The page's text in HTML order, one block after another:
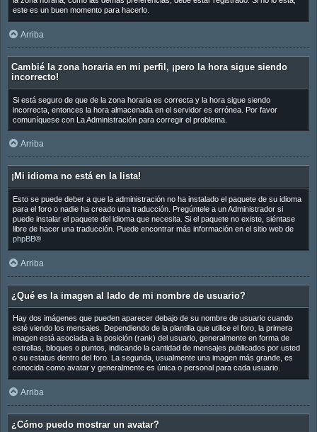
este es un buen momento para hacerlo.
Arriba
Cambié la zona horaria en mi perfil, ¡pero la hora sigue siendo
incorrecto!
Si está seguro de que de la zona horaria es correcta y la hora sigue siendo
incorrecta, entonces la hora almacenada en el servidor es errónea. Por favor
comuníquese con La Administración para corregir el problema.
Arriba
¡Mi idioma no está en la lista!
Esto se puede deber a que la administración no ha instalado el paquete de su idioma
para el foro o nadie ha creado una traducción. Pregúntele a un Administrador si
puede instalar el paquete del idioma que necesita. Si el paquete no existe, siéntase
libre de hacer una traducción. Puede encontrar más información en el sitio web de
phpBB®
Arriba
¿Qué es la imagen al lado de mi nombre de usuario?
Hay dos imágenes que pueden aparecer debajo de su nombre de usuario cuando
esté viendo los mensajes. Dependiendo de la plantilla que utilice el foro, la primera
imagen está asociada a la posición (rank) del usuario, generalmente en forma de
estrellas, bloques o puntos, indicando la cantidad de mensajes publicados por usted
o su estatus dentro del foro. La segunda, usualmente una imagen más grande, es
conocida como avatar y generalmente es única o personal para cada usuario.
Arriba
¿Cómo puedo mostrar un avatar?